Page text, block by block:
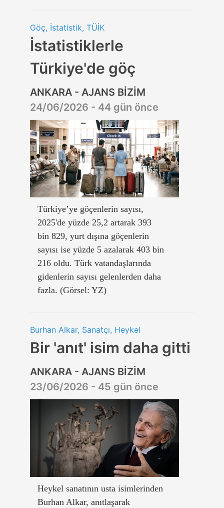
Göç, İstatistik, TÜİK
İstatistiklerle
Türkiye'de göç
ANKARA - AJANS BİZİM
24/06/2026 - 44 gün önce
Türkiye’ye göçenlerin sayısı,
2025'de yüzde 25,2 artarak 393
bin 829, yurt dışına göçenlerin
sayısı ise yüzde 5 azalarak 403 bin
216 oldu. Türk vatandaşlarında
gidenlerin sayısı gelenlerden daha
fazla. (Görsel: YZ)
Burhan Alkar, Sanatçı, Heykel
Bir 'anıt' isim daha gitti
ANKARA - AJANS BİZİM
23/06/2026 - 45 gün önce
Heykel sanatının usta isimlerinden
Burhan Alkar, anıtlaşarak